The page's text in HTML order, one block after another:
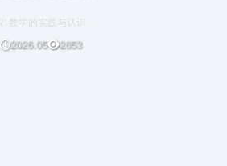
: 数学的实践与认识
2026.05 2653